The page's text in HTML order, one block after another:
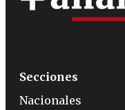
Secciones
Nacionales